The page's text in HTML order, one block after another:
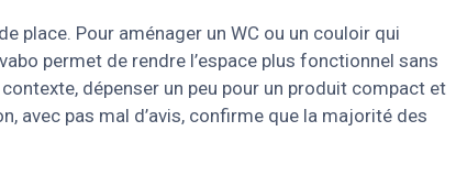
place. Pour aménager un WC ou un couloir qui
permet de rendre l’espace plus fonctionnel sans
dépenser un peu pour un produit compact et
avec pas mal d’avis, confirme que la majorité des